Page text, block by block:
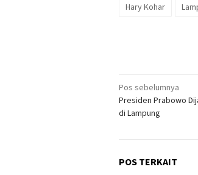
Hary Kohar
Navigasi
pos
Pos sebelumnya
Presiden Prabowo
di Lampung
POS TERKAIT